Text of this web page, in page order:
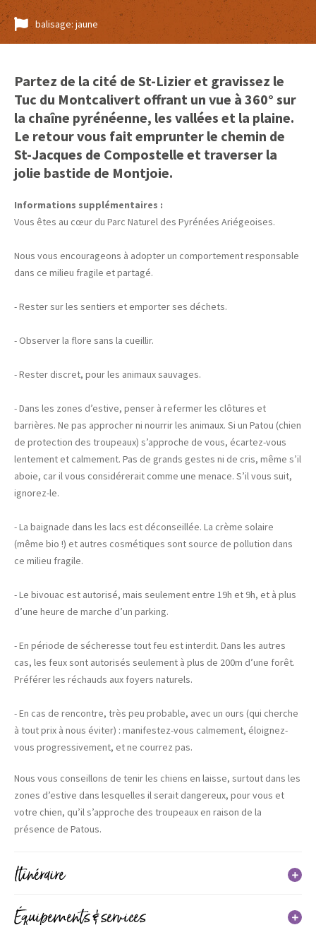
balisage: jaune
Partez de la cité de St-Lizier et gravissez le
Tuc du Montcalivert offrant un vue à 360° sur
la chaîne pyrénéenne, les vallées et la plaine.
Le retour vous fait emprunter le chemin de
St-Jacques de Compostelle et traverser la
jolie bastide de Montjoie.
Informations supplémentaires :
Vous êtes au cœur du Parc Naturel des Pyrénées Ariégeoises.
Nous vous encourageons à adopter un comportement responsable
dans ce milieu fragile et partagé.
- Rester sur les sentiers et emporter ses déchets.
- Observer la flore sans la cueillir.
- Rester discret, pour les animaux sauvages.
- Dans les zones d’estive, penser à refermer les clôtures et
barrières. Ne pas approcher ni nourrir les animaux. Si un Patou (chien
de protection des troupeaux) s’approche de vous, écartez-vous
lentement et calmement. Pas de grands gestes ni de cris, même s’il
aboie, car il vous considérerait comme une menace. S’il vous suit,
ignorez-le.
- La baignade dans les lacs est déconseillée. La crème solaire
(même bio !) et autres cosmétiques sont source de pollution dans
ce milieu fragile.
- Le bivouac est autorisé, mais seulement entre 19h et 9h, et à plus
d’une heure de marche d’un parking.
- En période de sécheresse tout feu est interdit. Dans les autres
cas, les feux sont autorisés seulement à plus de 200m d’une forêt.
Préférer les réchauds aux foyers naturels.
- En cas de rencontre, très peu probable, avec un ours (qui cherche
à tout prix à nous éviter) : manifestez-vous calmement, éloignez-
vous progressivement, et ne courrez pas.
Nous vous conseillons de tenir les chiens en laisse, surtout dans les
zones d’estive dans lesquelles il serait dangereux, pour vous et
votre chien, qu’il s’approche des troupeaux en raison de la
présence de Patous.
Itinéraire
En détail
Équipements & services